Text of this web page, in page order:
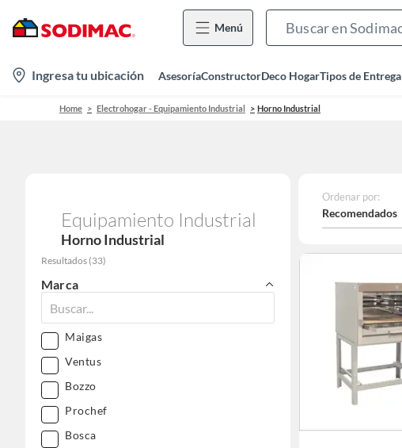
Menú
location-
icon
Ingresa tu ubicación AsesoríaConstructorDeco HogarTipos de Entrega
Home Electrohogar - Equipamiento Industrial Horno Industrial
Equipamiento Industrial
Horno Industrial
Resultados (33)
Marca
Maigas
Ventus
Bozzo
Prochef
Bosca
Ordenar por:
Recomendados